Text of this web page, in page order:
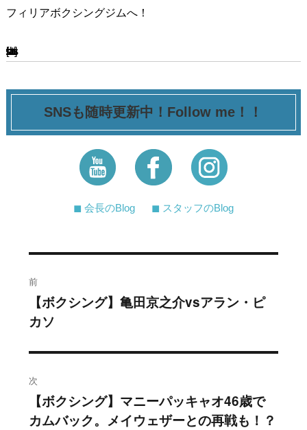
フィリアボクシングジムへ！
[ssba-buttons]
SNSも随時更新中！Follow me！！
◼︎ 会長のBlog ◼︎ スタッフのBlog
稿
ナ
ビ
ゲ
ー
前
過
去
稿:
【ボクシング】亀田京之介vsアラン・ピ
カソ
次
次
の
【ボクシング】マニーパッキャオ46歳で
カムバック。メイウェザーとの再戦も！？